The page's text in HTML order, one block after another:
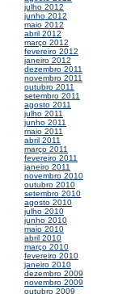
julho 2012
junho 2012
maio 2012
abril 2012
março 2012
fevereiro 2012
janeiro 2012
dezembro 2011
novembro 2011
outubro 2011
setembro 2011
agosto 2011
julho 2011
junho 2011
maio 2011
abril 2011
março 2011
fevereiro 2011
janeiro 2011
novembro 2010
outubro 2010
setembro 2010
agosto 2010
julho 2010
junho 2010
maio 2010
abril 2010
março 2010
fevereiro 2010
janeiro 2010
dezembro 2009
novembro 2009
outubro 2009